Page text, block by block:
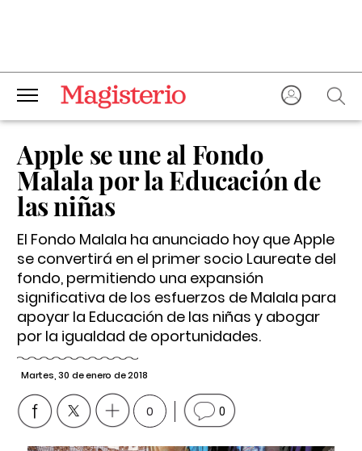
Apple se une al Fondo
Malala por la Educación de
las niñas
El Fondo Malala ha anunciado hoy que Apple
se convertirá en el primer socio Laureate del
fondo, permitiendo una expansión
significativa de los esfuerzos de Malala para
apoyar la Educación de las niñas y abogar
por la igualdad de oportunidades.
Martes, 30 de enero de 2018
0 0